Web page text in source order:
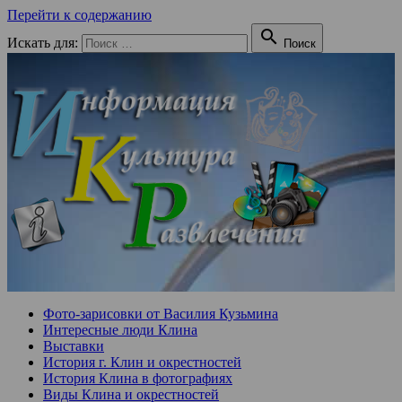
Перейти к содержанию
Искать для:
 Поиск
Фото-зарисовки от Василия Кузьмина
Интересные люди Клина
Выставки
История г. Клин и окрестностей
История Клина в фотографиях
Виды Клина и окрестностей